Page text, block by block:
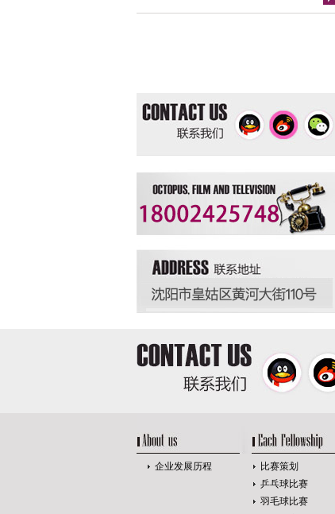
企业发展历程
比赛策划
乒乓球比赛
羽毛球比赛